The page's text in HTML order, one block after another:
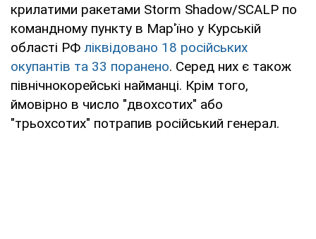
крилатими ракетами Storm Shadow/SCALP по
командному пункту в Мар'їно у Курській
області РФ ліквідовано 18 російських
окупантів та 33 поранено. Серед них є також
північнокорейські найманці. Крім того,
ймовірно в число "двохсотих" або
"трьохсотих" потрапив російський генерал.